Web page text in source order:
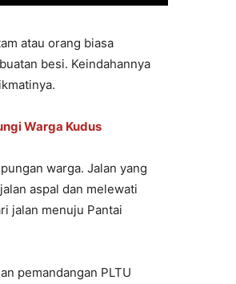
atau orang biasa
besi. Keindahannya
Warga Kudus
warga. Jalan yang
aspal dan melewati
jalan menuju Pantai
pemandangan PLTU